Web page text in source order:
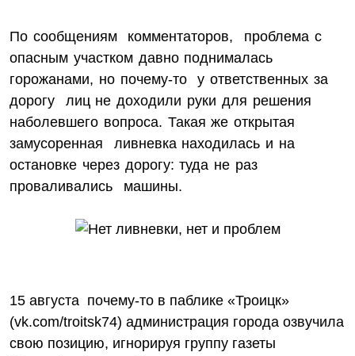
По сообщениям комментаторов, проблема с
опасным участком давно поднималась
горожанами, но почему-то у ответственных за
дорогу лиц не доходили руки для решения
наболевшего вопроса. Такая же открытая
замусоренная ливневка находилась и на
остановке через дорогу: туда не раз
проваливались машины.
15 августа почему-то в паблике «Троицк»
(vk.com/troitsk74) администрация города озвучила
свою позицию, игнорируя группу газеты